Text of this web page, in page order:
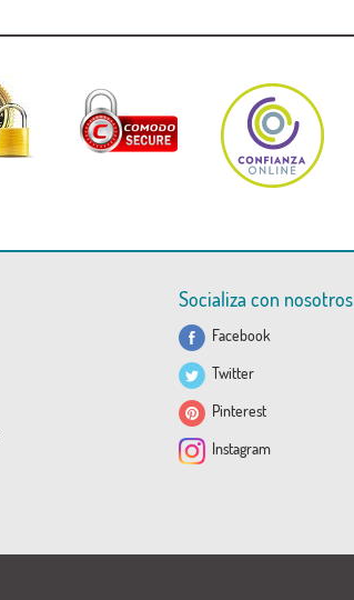
Socializa con nosotros
Facebook
Twitter
Pinterest
Instagram